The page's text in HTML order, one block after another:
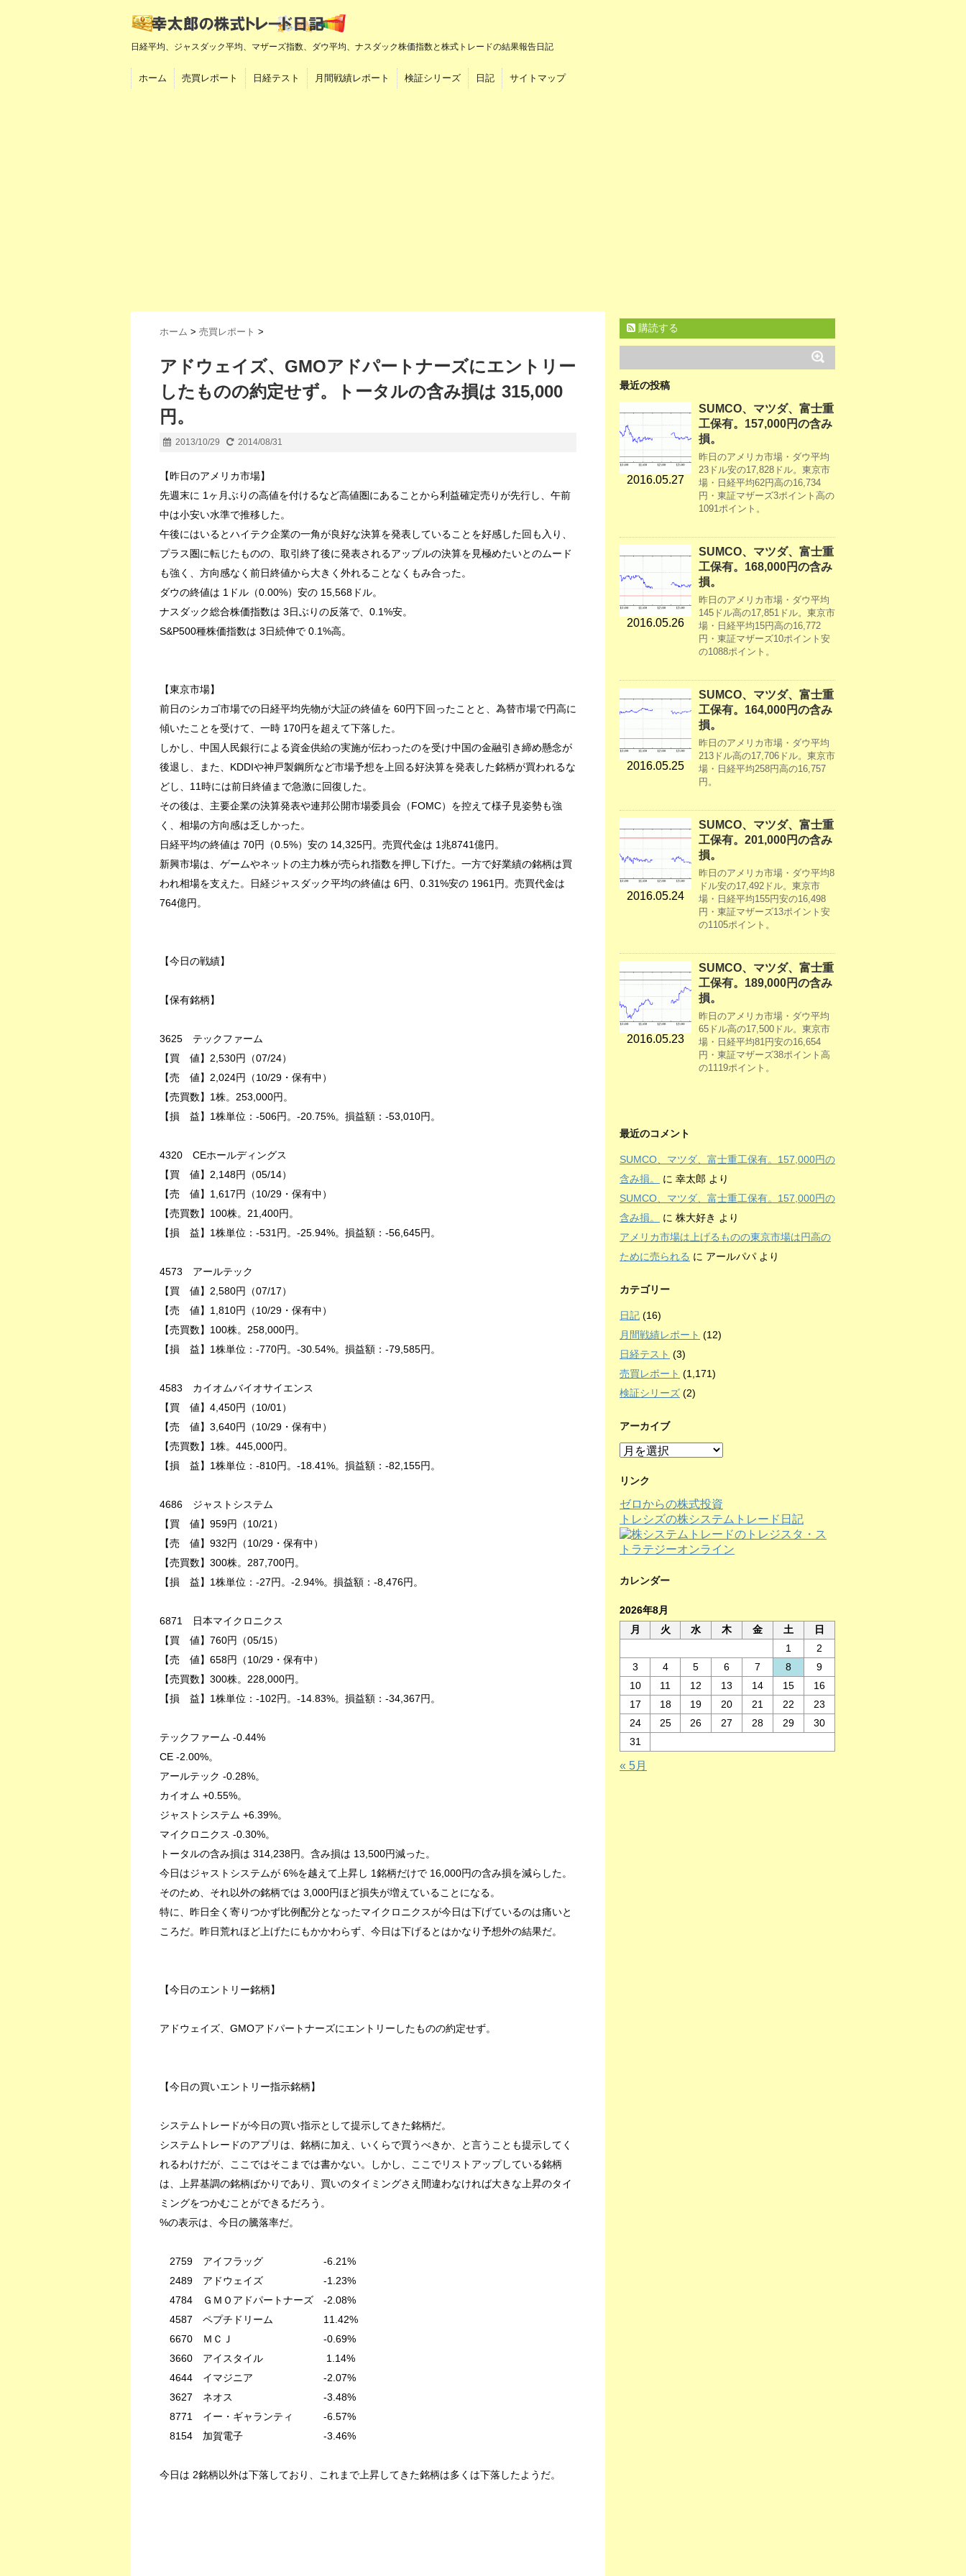
日経平均、ジャスダック平均、マザーズ指数、ダウ平均、ナスダック株価指数と株式トレードの結果報告日記
ホーム 売買レポート 日経テスト 月間戦績レポート 検証シリーズ 日記 サイトマップ
ホーム > 売買レポート >
アドウェイズ、GMOアドパートナーズにエントリー
したものの約定せず。トータルの含み損は 315,000
円。
2013/10/29 2014/08/31
【昨日のアメリカ市場】
先週末に 1ヶ月ぶりの高値を付けるなど高値圏にあることから利益確定売りが先行し、午前
中は小安い水準で推移した。
午後にはいるとハイテク企業の一角が良好な決算を発表していることを好感した回も入り、
プラス圏に転じたものの、取引終了後に発表されるアップルの決算を見極めたいとのムード
も強く、方向感なく前日終値から大きく外れることなくもみ合った。
ダウの終値は 1ドル（0.00%）安の 15,568ドル。
ナスダック総合株価指数は 3日ぶりの反落で、0.1%安。
S&P500種株価指数は 3日続伸で 0.1%高。
【東京市場】
前日のシカゴ市場での日経平均先物が大証の終値を 60円下回ったことと、為替市場で円高に
傾いたことを受けて、一時 170円を超えて下落した。
しかし、中国人民銀行による資金供給の実施が伝わったのを受け中国の金融引き締め懸念が
後退し、また、KDDIや神戸製鋼所など市場予想を上回る好決算を発表した銘柄が買われるな
どし、11時には前日終値まで急激に回復した。
その後は、主要企業の決算発表や連邦公開市場委員会（FOMC）を控えて様子見姿勢も強
く、相場の方向感は乏しかった。
日経平均の終値は 70円（0.5%）安の 14,325円。売買代金は 1兆8741億円。
新興市場は、ゲームやネットの主力株が売られ指数を押し下げた。一方で好業績の銘柄は買
われ相場を支えた。日経ジャスダック平均の終値は 6円、0.31%安の 1961円。売買代金は
764億円。
【今日の戦績】
【保有銘柄】
3625 テックファーム
【買 値】2,530円（07/24）
【売 値】2,024円（10/29・保有中）
【売買数】1株。253,000円。
【損 益】1株単位：-506円。-20.75%。損益額：-53,010円。
4320 CEホールディングス
【買 値】2,148円（05/14）
【売 値】1,617円（10/29・保有中）
【売買数】100株。21,400円。
【損 益】1株単位：-531円。-25.94%。損益額：-56,645円。
4573 アールテック
【買 値】2,580円（07/17）
【売 値】1,810円（10/29・保有中）
【売買数】100株。258,000円。
【損 益】1株単位：-770円。-30.54%。損益額：-79,585円。
4583 カイオムバイオサイエンス
【買 値】4,450円（10/01）
【売 値】3,640円（10/29・保有中）
【売買数】1株。445,000円。
【損 益】1株単位：-810円。-18.41%。損益額：-82,155円。
4686 ジャストシステム
【買 値】959円（10/21）
【売 値】932円（10/29・保有中）
【売買数】300株。287,700円。
【損 益】1株単位：-27円。-2.94%。損益額：-8,476円。
6871 日本マイクロニクス
【買 値】760円（05/15）
【売 値】658円（10/29・保有中）
【売買数】300株。228,000円。
【損 益】1株単位：-102円。-14.83%。損益額：-34,367円。
テックファーム -0.44%
CE -2.00%。
アールテック -0.28%。
カイオム +0.55%。
ジャストシステム +6.39%。
マイクロニクス -0.30%。
トータルの含み損は 314,238円。含み損は 13,500円減った。
今日はジャストシステムが 6%を越えて上昇し 1銘柄だけで 16,000円の含み損を減らした。
そのため、それ以外の銘柄では 3,000円ほど損失が増えていることになる。
特に、昨日全く寄りつかず比例配分となったマイクロニクスが今日は下げているのは痛いと
ころだ。昨日荒れほど上げたにもかかわらず、今日は下げるとはかなり予想外の結果だ。
【今日のエントリー銘柄】
アドウェイズ、GMOアドパートナーズにエントリーしたものの約定せず。
【今日の買いエントリー指示銘柄】
システムトレードが今日の買い指示として提示してきた銘柄だ。
システムトレードのアプリは、銘柄に加え、いくらで買うべきか、と言うことも提示してく
れるわけだが、ここではそこまでは書かない。しかし、ここでリストアップしている銘柄
は、上昇基調の銘柄ばかりであり、買いのタイミングさえ間違わなければ大きな上昇のタイ
ミングをつかむことができるだろう。
%の表示は、今日の騰落率だ。
2759 アイフラッグ -6.21%
2489 アドウェイズ -1.23%
4784 ＧＭＯアドパートナーズ -2.08%
4587 ペプチドリーム 11.42%
6670 ＭＣＪ -0.69%
3660 アイスタイル 1.14%
4644 イマジニア -2.07%
3627 ネオス -3.48%
8771 イー・ギャランティ -6.57%
8154 加賀電子 -3.46%
今日は 2銘柄以外は下落しており、これまで上昇してきた銘柄は多くは下落したようだ。
購読する
最近の投稿
2016.05.27
SUMCO、マツダ、富士重
工保有。157,000円の含み
損。
昨日のアメリカ市場・ダウ平均
23ドル安の17,828ドル。東京市
場・日経平均62円高の16,734
円・東証マザーズ3ポイント高の
1091ポイント。
2016.05.26
SUMCO、マツダ、富士重
工保有。168,000円の含み
損。
昨日のアメリカ市場・ダウ平均
145ドル高の17,851ドル。東京市
場・日経平均15円高の16,772
円・東証マザーズ10ポイント安
の1088ポイント。
2016.05.25
SUMCO、マツダ、富士重
工保有。164,000円の含み
損。
昨日のアメリカ市場・ダウ平均
213ドル高の17,706ドル。東京市
場・日経平均258円高の16,757
円。
2016.05.24
SUMCO、マツダ、富士重
工保有。201,000円の含み
損。
昨日のアメリカ市場・ダウ平均8
ドル安の17,492ドル。東京市
場・日経平均155円安の16,498
円・東証マザーズ13ポイント安
の1105ポイント。
2016.05.23
SUMCO、マツダ、富士重
工保有。189,000円の含み
損。
昨日のアメリカ市場・ダウ平均
65ドル高の17,500ドル。東京市
場・日経平均81円安の16,654
円・東証マザーズ38ポイント高
の1119ポイント。
最近のコメント
SUMCO、マツダ、富士重工保有。157,000円の
含み損。
に 幸太郎 より
SUMCO、マツダ、富士重工保有。157,000円の
含み損。
に 株大好き より
アメリカ市場は上げるものの東京市場は円高の
ために売られる に アールパパ より
カテゴリー
日記 (16)
月間戦績レポート (12)
日経テスト (3)
売買レポート (1,171)
検証シリーズ (2)
アーカイブ
ア
カ
ブ
リンク
ゼロからの株式投資
トレシズの株システムトレード日記
カレンダー
2026年8月
月
火 水 木 金 土
日
1
2
3
4 5 6 7 8
9
10
11 12 13 14 15
16
17
18 19 20 21 22
23
24
25 26 27 28 29
30
31
« 5月